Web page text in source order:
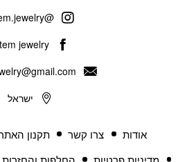
אודות צרו קשר תקנון
@jetem.jewelry
jewelry
ישראל